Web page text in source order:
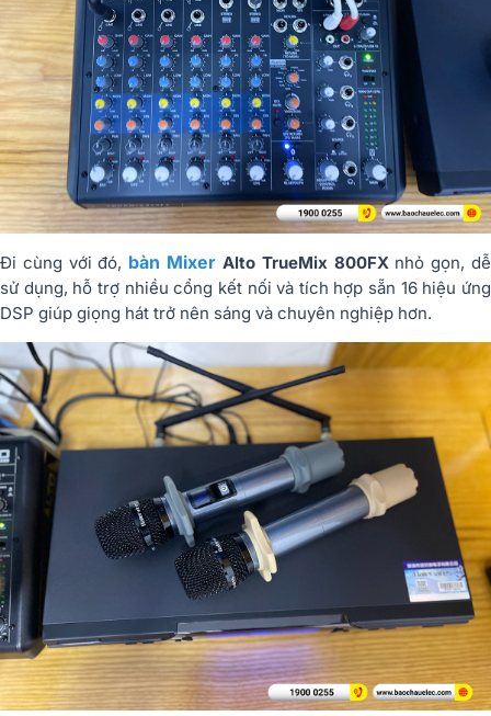
Đi cùng với đó, bàn Mixer Alto TrueMix 800FXnhỏ gọn, dễ
sử dụng, hỗ trợ nhiều cổng kết nối và tích hợp sẵn 16 hiệu ứng
DSP giúp giọng hát trở nên sáng và chuyên nghiệp hơn.